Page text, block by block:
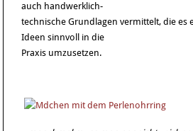
auch handwerklich-
technische Grundlagen vermittelt, die es
Ideen sinnvoll in die
Praxis umzusetzen.